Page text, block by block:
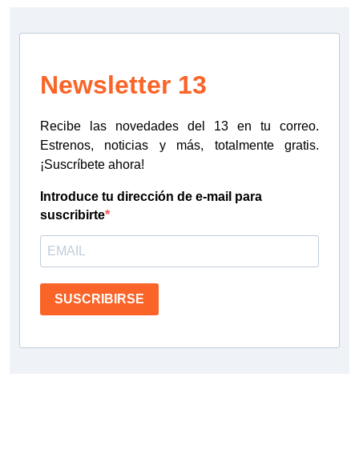
Newsletter 13
Recibe las novedades del 13 en tu correo.
Estrenos, noticias y más, totalmente gratis.
¡Suscríbete ahora!
Introduce tu dirección de e-mail para
suscribirte
SUSCRIBIRSE